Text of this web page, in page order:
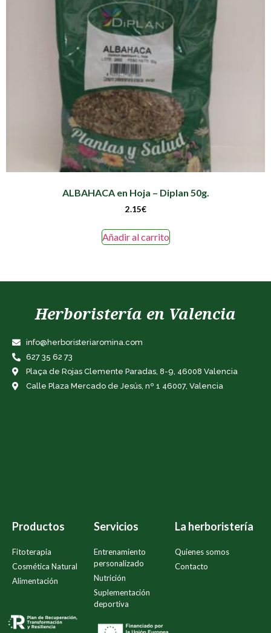
ALBAHACA en Hoja – Diplan 50g.
2.15€
Añadir al carrito
Herboristería en Valencia
info@herboristeriaromina.com
627 35 62 73
Plaça de Rojas Clemente Paradas, 8-9, 46008 Valencia
Calle Plaza Mercado de Jesús, nº 1 46007, Valencia
Productos
Fitoterapia
Cosmética Natural
Alimentación
Servicios
Entrenamiento
personalizado
Nutrición
Suplementación
deportiva
La herboristería
Quienes somos
Contacto